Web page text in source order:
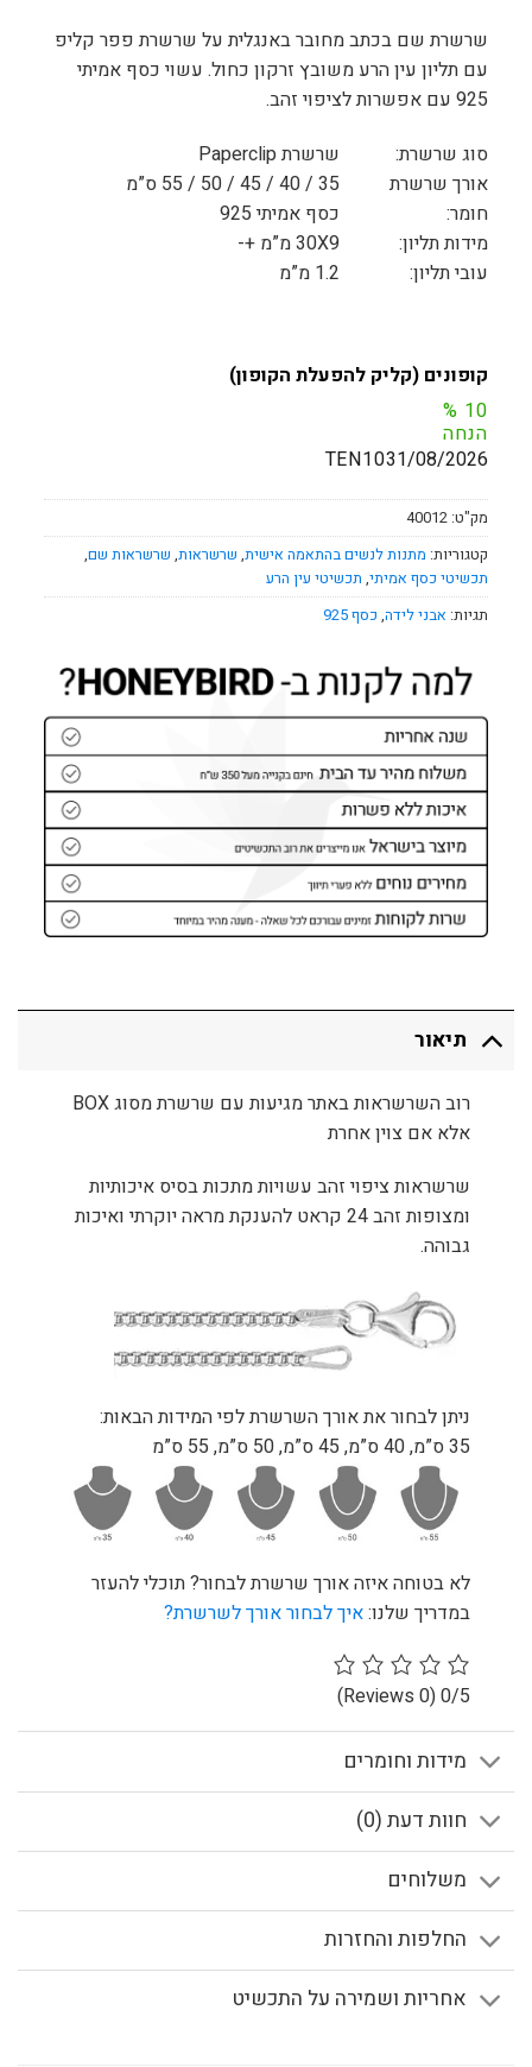
שרשרת שם בכתב מחובר באנגלית על שרשרת פפר קליפ
עם תליון עין הרע משובץ זרקון כחול. עשוי כסף אמיתי
925 עם אפשרות לציפוי זהב.
סוג שרשרת:
אורך שרשרת
חומר:
מידות תליון:
עובי תליון:
שרשרת Paperclip
35 / 40 / 45 / 50 / 55 ס”מ
כסף אמיתי 925
30X9 מ”מ +-
1.2 מ”מ
קופונים (קליק להפעלת הקופון)
10
%
הנחה
TEN1031/08/2026
מק"ט:40012
קטגוריות: מתנות לנשים בהתאמה אישית, שרשראות, שרשראות שם,
תכשיטי כסף אמיתי, תכשיטי עין הרע
תגיות: אבני לידה, כסף 925
תיאור
רוב השרשראות באתר מגיעות עם שרשרת מסוג BOX
אלא אם צוין אחרת
שרשראות ציפוי זהב עשויות מתכות בסיס איכותיות
ומצופות זהב 24 קראט להענקת מראה יוקרתי ואיכות
גבוהה.
ניתן לבחור את אורך השרשרת לפי המידות הבאות:
35 ס”מ, 40 ס”מ, 45 ס”מ, 50 ס”מ, 55 ס”מ
לא בטוחה איזה אורך שרשרת לבחור? תוכלי להעזר
במדריך שלנו:איך לבחור אורך לשרשרת?
0/5
(0 Reviews)
מידות וחומרים
חוות דעת (0)
משלוחים
החלפות והחזרות
אחריות ושמירה על התכשיט